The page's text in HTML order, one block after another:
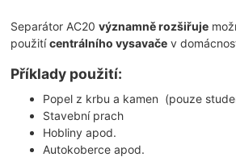
Separátor AC20významně rozšiřuje
použitícentrálního vysavače v
Příklady použití:
Popel z krbu a kamen (pouze
Stavební prach
Hobliny apod.
Autokoberce apod.